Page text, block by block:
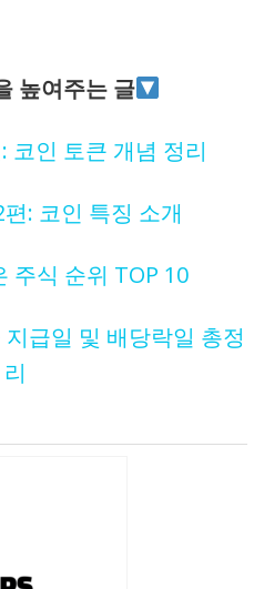
높여주는 글
코인 토큰 개념 정리
: 코인 특징 소개
주식 순위 TOP 10
급일 및 배당락일 총정
리